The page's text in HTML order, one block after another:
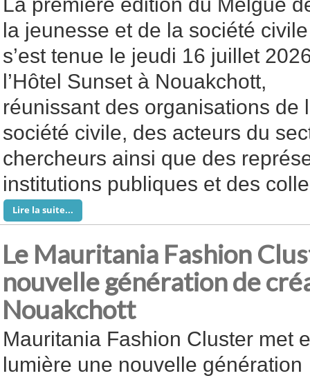
la jeunesse et de la société civile
s’est tenue le jeudi 16 juillet
l’Hôtel Sunset à Nouakchott,
réunissant des organisations de
société civile, des acteurs du
chercheurs ainsi que des
institutions publiques et des
Lire la suite...
Le Mauritania Fashion
nouvelle génération de
Nouakchott
Mauritania Fashion Cluster met
lumière une nouvelle génération